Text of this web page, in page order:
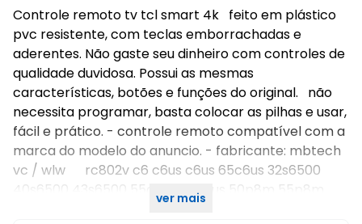
Controle remoto tv tcl smart 4k feito em plástico
pvc resistente, com teclas emborrachadas e
aderentes. Não gaste seu dinheiro com controles de
qualidade duvidosa. Possui as mesmas
características, botões e funções do original. não
necessita programar, basta colocar as pilhas e usar,
fácil e prático. - controle remoto compatível com a
marca do modelo do anuncio. - fabricante: mbtech
vc / wlw rc802v c6 c6us c6us 65c6us 32s6500
40s6500 43s6500 55c6us 65c6us 50p8m 55p8m
ver mais